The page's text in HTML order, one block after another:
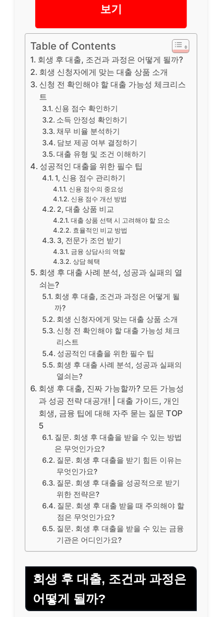
보기
Table of Contents
회생 후 대출, 조건과 과정은 어떻게 될까?
회생 신청자에게 맞는 대출 상품 소개
신청 전 확인해야 할 대출 가능성 체크리스
트
신용 점수 확인하기
소득 안정성 확인하기
채무 비율 분석하기
담보 제공 여부 결정하기
대출 유형 및 조건 이해하기
성공적인 대출을 위한 필수 팁
1, 신용 점수 관리하기
신용 점수의 중요성
신용 점수 개선 방법
2, 대출 상품 비교
대출 상품 선택 시 고려해야 할 요소
효율적인 비교 방법
3, 전문가 조언 받기
금융 상담사의 역할
상담 혜택
회생 후 대출 사례 분석, 성공과 실패의 열
쇠는?
회생 후 대출, 조건과 과정은 어떻게 될
까?
회생 신청자에게 맞는 대출 상품 소개
신청 전 확인해야 할 대출 가능성 체크
리스트
성공적인 대출을 위한 필수 팁
회생 후 대출 사례 분석, 성공과 실패의
열쇠는?
회생 후 대출, 진짜 가능할까? 모든 가능성
과 성공 전략 대공개! | 대출 가이드, 개인
회생, 금융 팁에 대해 자주 묻는 질문 TOP
5
질문. 회생 후 대출을 받을 수 있는 방법
은 무엇인가요?
질문. 회생 후 대출을 받기 힘든 이유는
무엇인가요?
질문. 회생 후 대출을 성공적으로 받기
위한 전략은?
질문. 회생 후 대출 받을 때 주의해야 할
점은 무엇인가요?
질문. 회생 후 대출을 받을 수 있는 금융
기관은 어디인가요?
회생 후 대출, 조건과 과정은
어떻게 될까?